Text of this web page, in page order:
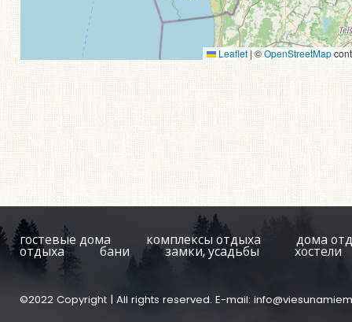
Leaflet | ©OpenStreetMap
гостевые дома комплексы отдыха дома
отдыха бани замки, усадьбы хостели
©2022 Copyright | All rights reserved. E-mail: